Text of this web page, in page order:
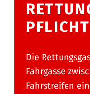
PFLICHT
Die
Fahrgasse
Fahrstreifen